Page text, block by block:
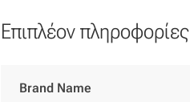
Επιπλέον πληροφορίες
Brand Name